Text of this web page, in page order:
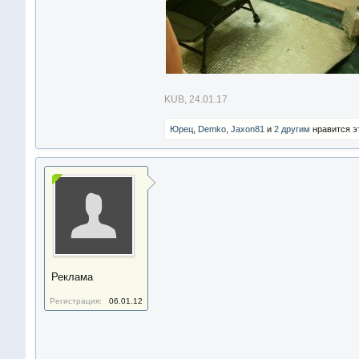
KUB, 24.01.17
Юрец, Demko, Jaxon81 и 2 другим нравится
Реклама
Регистрация: 06.01.12